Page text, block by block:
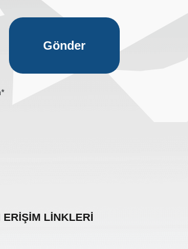
Gönder
ERIŞIM LINKLERI